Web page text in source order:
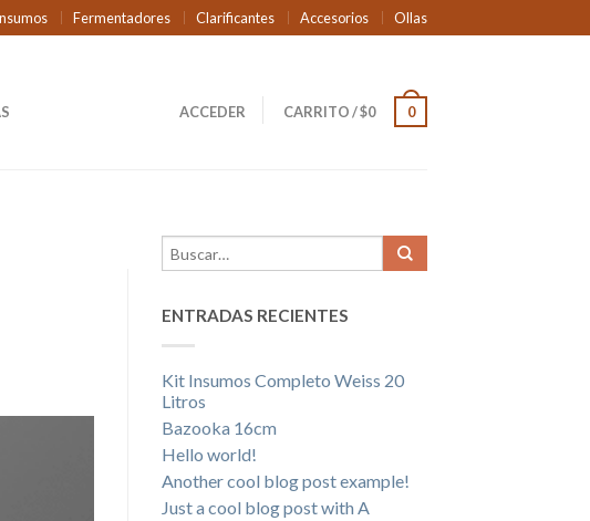
Fermentadores Clarificantes Accesorios Ollas
ACCEDER CARRITO/$0 0
ENTRADAS RECIENTES
Kit Insumos Completo Weiss 20
Litros
Bazooka 16cm
Hello world!
Another cool blog post example!
Just a cool blog post with A